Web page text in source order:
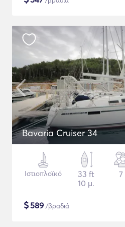
Bavaria Cruiser 34
Ιστιοπλοϊκό
33 ft
10 μ.
7
$589 /βραδιά